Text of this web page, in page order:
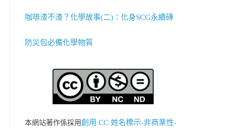
咖啡渣不渣？化學故事(二)：化身SCG永續磚
防災包必備化學物質
本網站著作係採用創用 CC 姓名標示-非商業性-